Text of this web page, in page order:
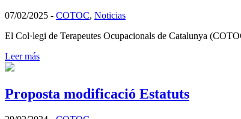
07/02/2025 - COTOC, Noticias
El Col·legi de Terapeutes Ocupacionals de Catalunya
Leer más
Proposta modificació Estatuts